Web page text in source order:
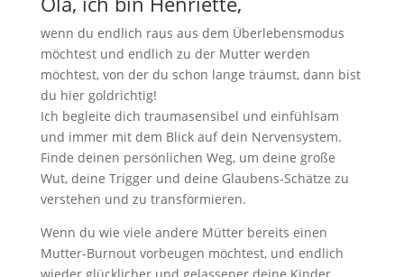
wenn du endlich raus aus dem Überlebensmodus
möchtest und endlich zu der Mutter werden
möchtest, von der du schon lange träumst, dann bist
du hier goldrichtig!
Ich begleite dich traumasensibel und einfühlsam
und immer mit dem Blick auf dein Nervensystem.
Finde deinen persönlichen Weg, um deine große
Wut, deine Trigger und deine Glaubens-Schätze zu
verstehen und zu transformieren.
Wenn du wie viele andere Mütter bereits einen
Mutter-Burnout vorbeugen möchtest, und endlich